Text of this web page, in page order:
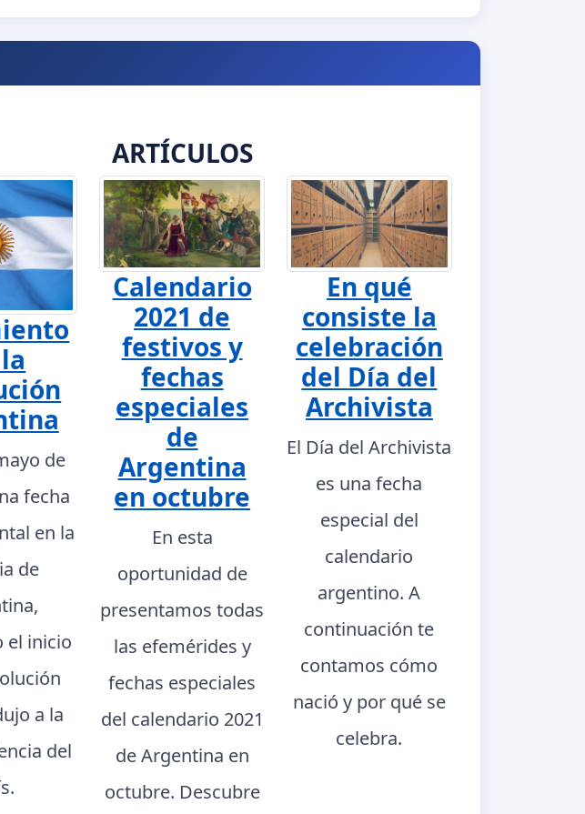
ARTÍCULOS
de
fecha
en la
de
el inicio
a la
del
Calendario
2021 de
festivos y
fechas
especiales
de
Argentina
en octubre
En esta
oportunidad de
presentamos todas
las efemérides y
fechas especiales
del calendario 2021
de Argentina en
octubre. Descubre
En qué
consiste la
celebración
del Día del
Archivista
El Día del Archivista
es una fecha
especial del
calendario
argentino. A
continuación te
contamos cómo
nació y por qué se
celebra.